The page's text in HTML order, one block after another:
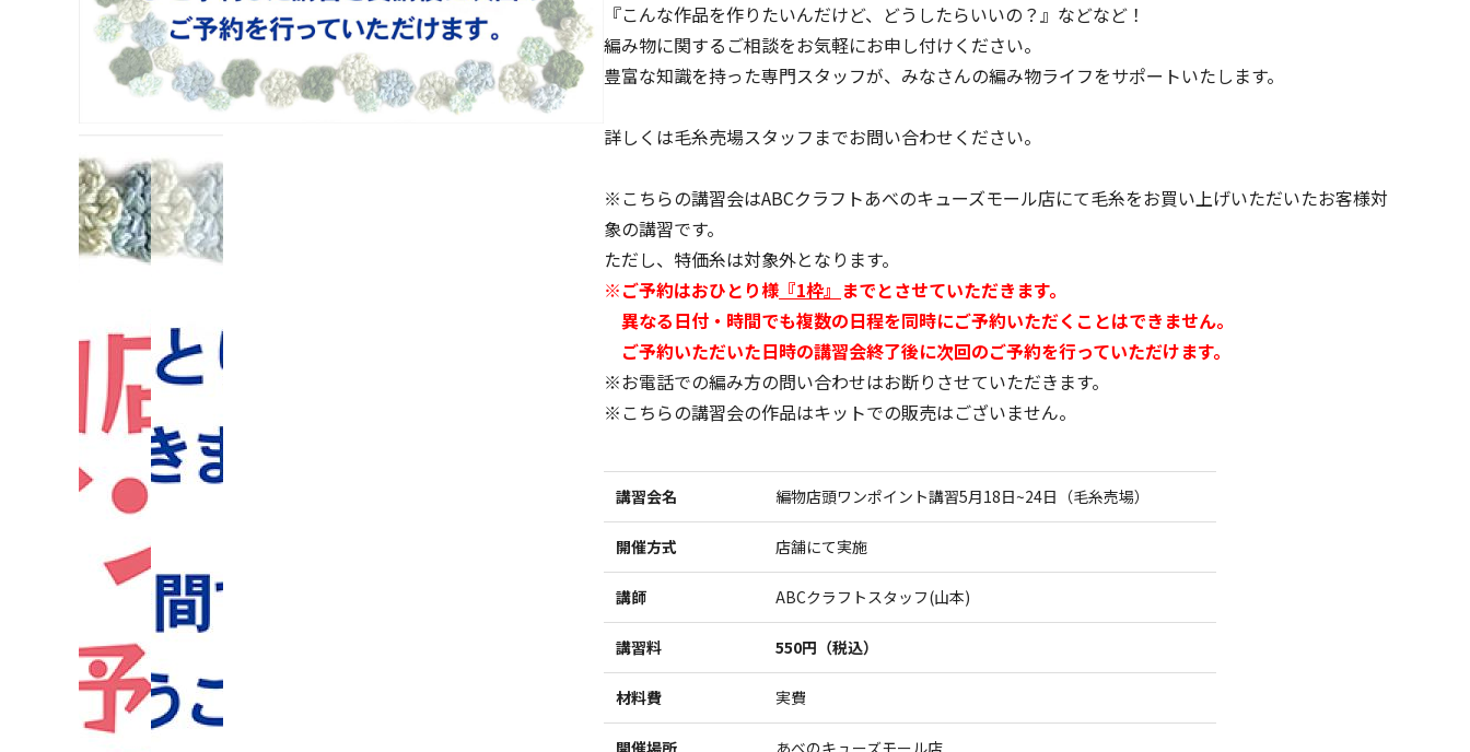
『こんな作品を作りたいんだけど、どうしたらいいの？』などなど！
編み物に関するご相談をお気軽にお申し付けください。
豊富な知識を持った専門スタッフが、みなさんの編み物ライフをサポートいたします。
詳しくは毛糸売場スタッフまでお問い合わせください。
※こちらの講習会はABCクラフトあべのキューズモール店にて毛糸をお買い上げいただいたお客様対
象の講習です。
ただし、特価糸は対象外となります。
※ご予約はおひとり様 『1枠』 までとさせていただきます。
異なる日付・時間でも複数の日程を同時にご予約いただくことはできません。
ご予約いただいた日時の講習会終了後に次回のご予約を行っていただけます。
※お電話での編み方の問い合わせはお断りさせていただきます。
※こちらの講習会の作品はキットでの販売はございません。
講習会名 編物店頭ワンポイント講習5月18日~24日（毛糸売場）
開催方式 店舗にて実施
講師 ABCクラフトスタッフ(山本)
講習料 550円（税込）
材料費 実費
開催場所
あべのキューズモール店